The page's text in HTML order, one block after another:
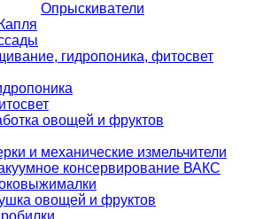
Опрыскиватели
гидропоника, фитосвет
овощей и фруктов
и механические измельчители
консервирование ВАКС
овощей и фруктов